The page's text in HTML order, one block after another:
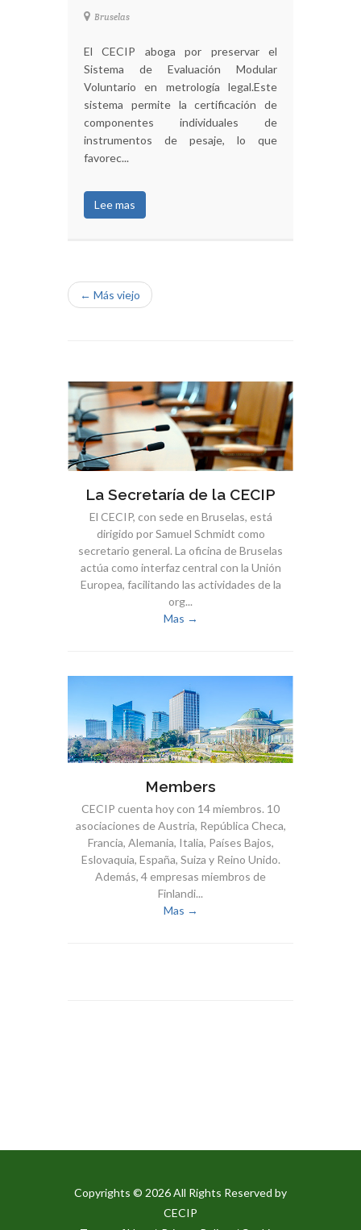
Bruselas
El CECIP aboga por preservar el
Sistema de Evaluación Modular
Voluntario en metrología legal.Este
sistema permite la certificación de
componentes individuales de
instrumentos de pesaje, lo que
favorec...
Lee mas
← Más viejo
La Secretaría de la CECIP
El CECIP, con sede en Bruselas, está
dirigido por Samuel Schmidt como
secretario general. La oficina de Bruselas
actúa como interfaz central con la Unión
Europea, facilitando las actividades de la
org...
Mas →
Members
CECIP cuenta hoy con 14 miembros. 10
asociaciones de Austria, República Checa,
Francia, Alemania, Italia, Países Bajos,
Eslovaquia, España, Suiza y Reino Unido.
Además, 4 empresas miembros de
Finlandi...
Mas →
Copyrights © 2026 All Rights Reserved by
CECIP